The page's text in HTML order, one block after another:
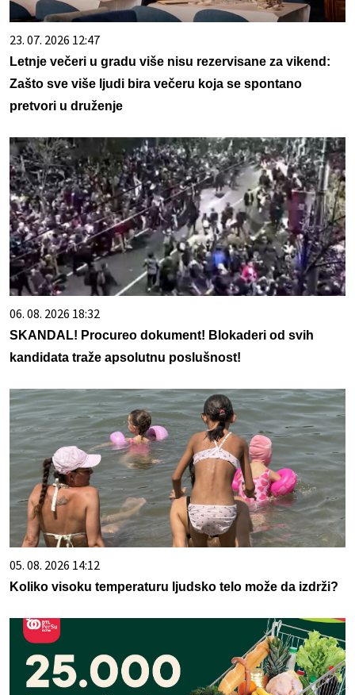
23. 07. 2026 12:47
Letnje večeri u gradu više nisu rezervisane za vikend:
Zašto sve više ljudi bira večeru koja se spontano
pretvori u druženje
06. 08. 2026 18:32
SKANDAL! Procureo dokument! Blokaderi od svih
kandidata traže apsolutnu poslušnost!
05. 08. 2026 14:12
Koliko visoku temperaturu ljudsko telo može da izdrži?